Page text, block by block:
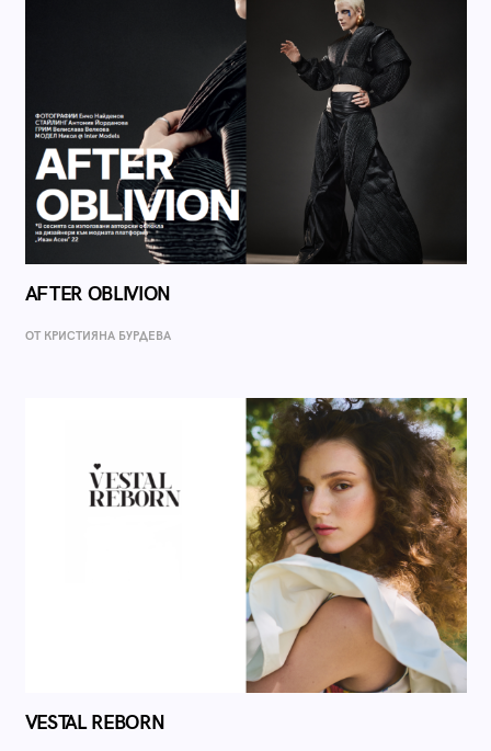
AFTER OBLIVION
ОТ КРИСТИЯНА БУРДЕВА
VESTAL REBORN